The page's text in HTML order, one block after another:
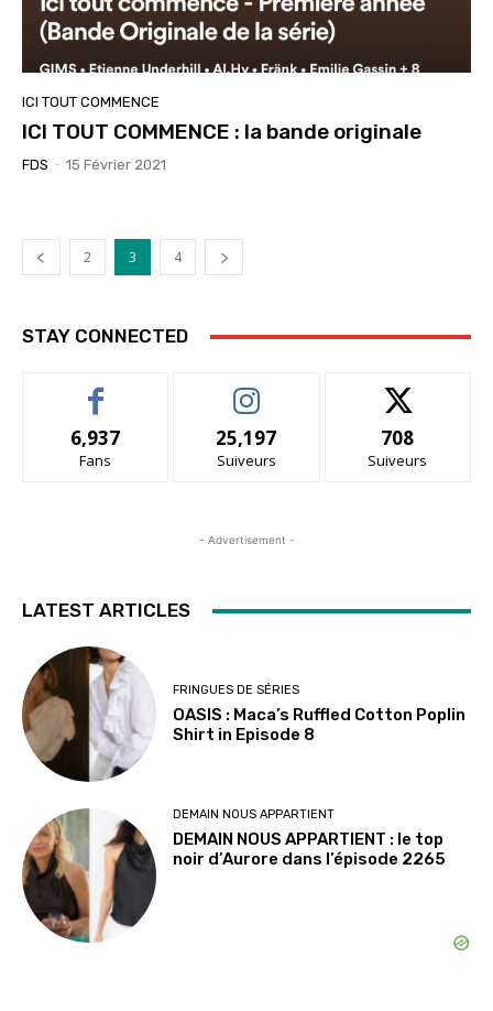
ICI TOUT COMMENCE
ICI TOUT COMMENCE : la bande originale
FDS - 15 Février 2021
2 3 4
STAY CONNECTED
6,937
Fans
25,197
Suiveurs
708
Suiveurs
- Advertisement -
LATEST ARTICLES
FRINGUES DE SÉRIES
OASIS : Maca’s Ruffled Cotton Poplin
Shirt in Episode 8
DEMAIN NOUS APPARTIENT
DEMAIN NOUS APPARTIENT : le top
noir d’Aurore dans l’épisode 2265